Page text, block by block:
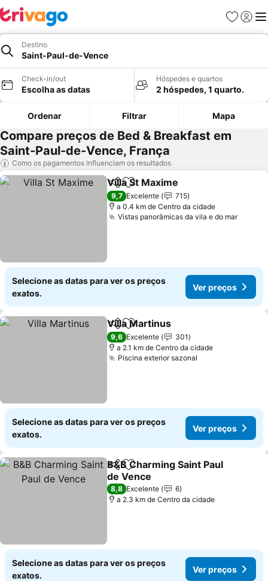
Favoritos
Iniciar
Destino
Saint-Paul-de-Vence
Check-in/out
Escolha as datas
Hóspedes e quartos
2 hóspedes, 1 quarto.
Ordenar Filtrar Mapa
Compare preços de Bed & Breakfast em
Saint-Paul-de-Vence, França
Como os pagamentos influenciam os resultados
PartilharAdicionar aos favoritos
Villa St Maxime
9,7 Excelente
715
a 0.4 km de Centro da cidade
Vistas panorâmicas da vila e do marVer
Selecione as datas para ver os preços
exatos.
Ver preços
PartilharAdicionar aos favoritos
Villa Martinus
9,6 Excelente
301
a 2.1 km de Centro da cidade
Piscina exterior sazonal
Selecione as datas para ver os preços
exatos.
Ver preços
PartilharAdicionar aos favoritos
B&B Charming Saint Paul
de Vence
Ver preços
8,8 Excelente
6
a 2.3 km de Centro da cidade
Selecione as datas para ver os preços
exatos.
Ver preços